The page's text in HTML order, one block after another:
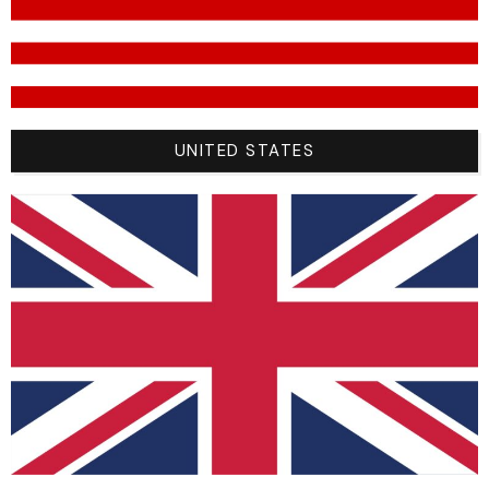
teamdetail Sizes
YS (8 ans)
UNITED STATES